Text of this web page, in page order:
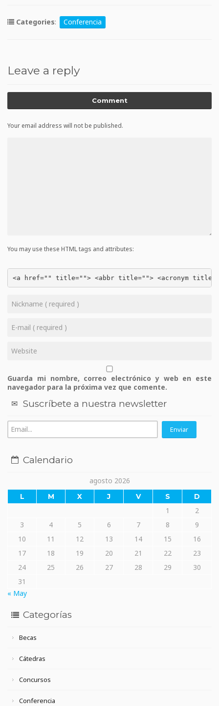
Categories: Conferencia
Leave a reply
Comment
Your email address will not be published.
You may use these HTML tags and attributes:
<a href="" title=""> <abbr title=""> <acronym
Guarda mi nombre, correo electrónico y web en este
navegador para la próxima vez que comente.
Suscríbete a nuestra newsletter
Calendario
agosto 2026
L M X J V S D
1
2
3
4 5 6 7 8
9
10
11 12 13 14 15
16
17
18 19 20 21 22
23
24
25 26 27 28 29
30
31
« May
Categorías
Becas
Cátedras
Concursos
Conferencia